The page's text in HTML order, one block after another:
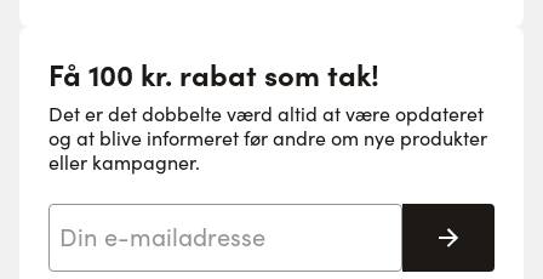
Få 100 kr. rabat som tak!
Det er det dobbelte værd altid at være opdateret
og at blive informeret før andre om nye produkter
eller kampagner.
Tilmeld